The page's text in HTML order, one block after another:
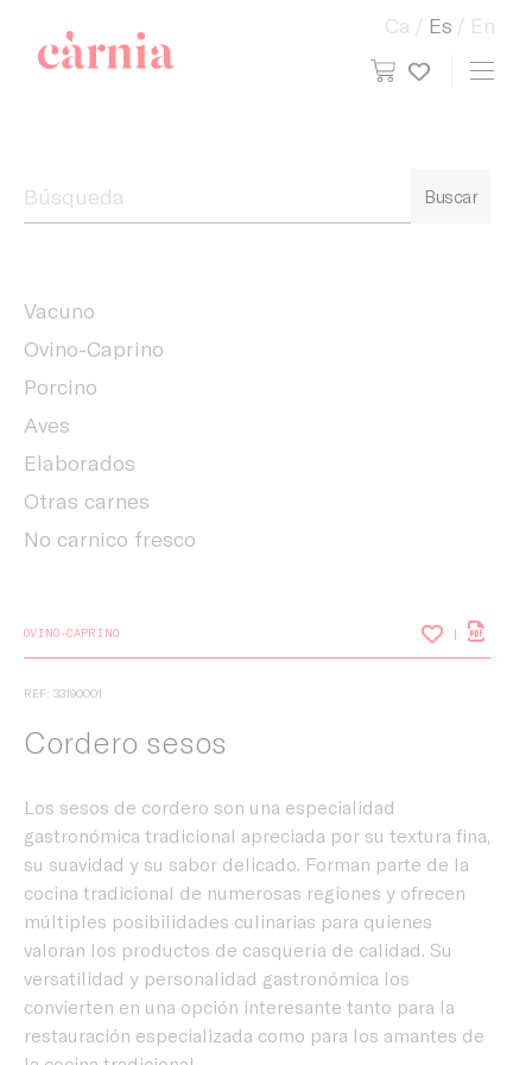
view cartMy
Ca Es En
Buscar
Vacuno
Ovino-Caprino
Porcino
Aves
Elaborados
Otras carnes
No carnico fresco
OVINO-CAPRINO
REF: 33190001
Cordero sesos
Los sesos de cordero son una especialidad
gastronómica tradicional apreciada por su textura fina,
su suavidad y su sabor delicado. Forman parte de la
cocina tradicional de numerosas regiones y ofrecen
múltiples posibilidades culinarias para quienes
valoran los productos de casquería de calidad. Su
versatilidad y personalidad gastronómica los
convierten en una opción interesante tanto para la
restauración especializada como para los amantes de